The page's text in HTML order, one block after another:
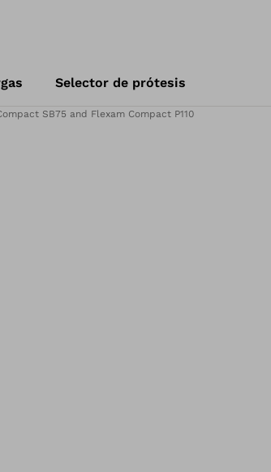
Selector de prótesis
SB75 and Flexam Compact P110